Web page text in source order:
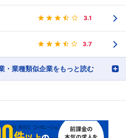
3.1
3.7
・業種類似企業をもっと読む